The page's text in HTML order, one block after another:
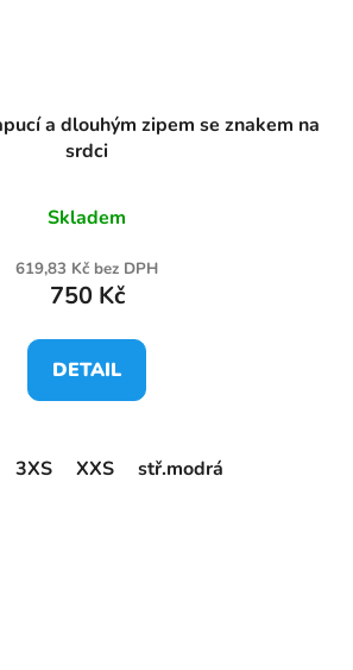
a dlouhým zipem se znakem na
srdci
Skladem
619,83 Kč bez DPH
750 Kč
DETAIL
3XS XXS stř.modrá